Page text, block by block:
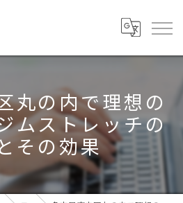
丸の内で理想の
ムストレッチの
その効果